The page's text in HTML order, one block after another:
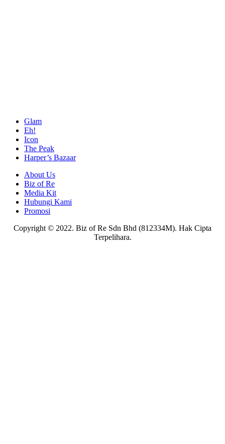
Glam
Eh!
Icon
The Peak
Harper’s Bazaar
About Us
Biz of Re
Media Kit
Hubungi Kami
Promosi
Copyright © 2022. Biz of Re Sdn Bhd (812334M). Hak Cipta
Terpelihara.